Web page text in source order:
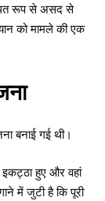
रूप से असद से
को मामले की एक
बनाई गई थी।
हुए और वहां
में जुटी है कि पूरी